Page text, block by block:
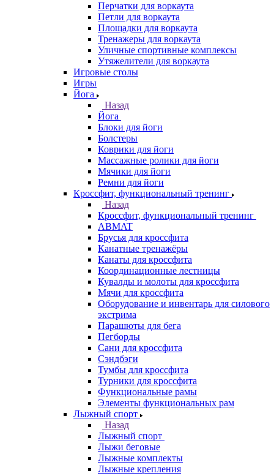
Перчатки для воркаута
Петли для воркаута
Площадки для воркаута
Тренажеры для воркаута
Уличные спортивные комплексы
Утяжелители для воркаута
Игровые столы
Игры
Йога
Назад
Йога
Блоки для йоги
Болстеры
Коврики для йоги
Массажные ролики для йоги
Мячики для йоги
Ремни для йоги
Кроссфит, функциональный тренинг
Назад
Кроссфит, функциональный тренинг
ABMAT
Брусья для кроссфита
Канатные тренажёры
Канаты для кроссфита
Координационные лестницы
Кувалды и молоты для кроссфита
Мячи для кроссфита
Оборудование и инвентарь для силового
экстрима
Парашюты для бега
Пегборды
Сани для кроссфита
Сэндбэги
Тумбы для кроссфита
Турники для кроссфита
Функциональные рамы
Элементы функциональных рам
Лыжный спорт
Назад
Лыжный спорт
Лыжи беговые
Лыжные комплекты
Лыжные крепления